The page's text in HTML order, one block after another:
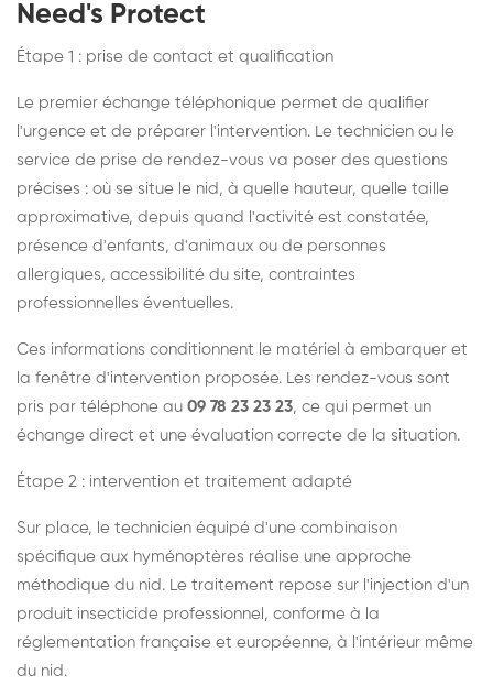
Need's Protect
Étape 1 : prise de contact et qualification
Le premier échange téléphonique permet de qualifier
l'urgence et de préparer l'intervention. Le technicien ou le
service de prise de rendez-vous va poser des questions
précises : où se situe le nid, à quelle hauteur, quelle taille
approximative, depuis quand l'activité est constatée,
présence d'enfants, d'animaux ou de personnes
allergiques, accessibilité du site, contraintes
professionnelles éventuelles.
Ces informations conditionnent le matériel à embarquer et
la fenêtre d'intervention proposée. Les rendez-vous sont
pris par téléphone au 09 78 23 23 23, ce qui permet un
échange direct et une évaluation correcte de la situation.
Étape 2 : intervention et traitement adapté
Sur place, le technicien équipé d'une combinaison
spécifique aux hyménoptères réalise une approche
méthodique du nid. Le traitement repose sur l'injection d'un
produit insecticide professionnel, conforme à la
réglementation française et européenne, à l'intérieur même
du nid.